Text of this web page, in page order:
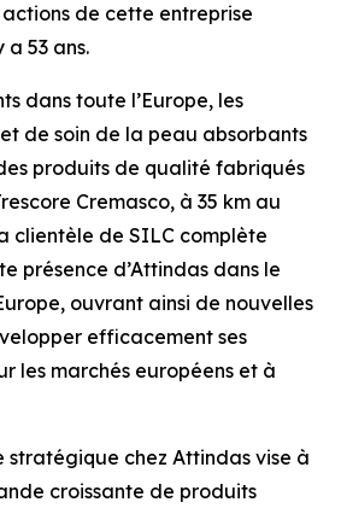
de cette entreprise
53 ans.
dans toute l’Europe, les
de soin de la peau absorbants
produits de qualité fabriqués
Cremasco, à 35 km au
clientèle de SILC complète
présence d’Attindas dans le
ouvrant ainsi de nouvelles
efficacement ses
les marchés européens et à
stratégique chez Attindas vise à
croissante de produits